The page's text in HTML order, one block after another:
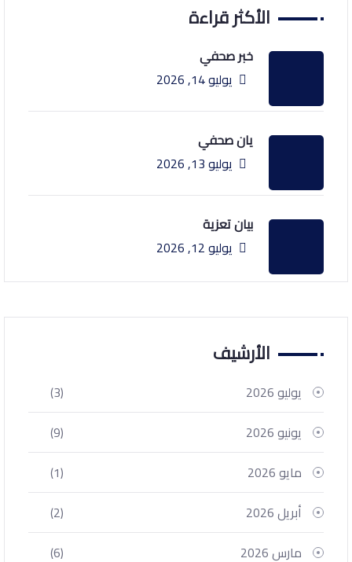
الأكثر قراءة
خبر صحفي
يوليو 14, 2026
يان صحفي
يوليو 13, 2026
بيان تعزية
يوليو 12, 2026
الأرشيف
يوليو 2026
(3)
يونيو 2026
(9)
مايو 2026
(1)
أبريل 2026
(2)
مارس 2026
(6)